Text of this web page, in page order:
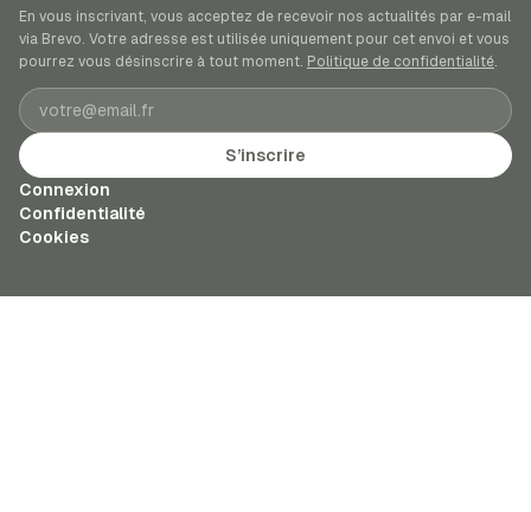
En vous inscrivant, vous acceptez de recevoir nos actualités par e-mail
via Brevo. Votre adresse est utilisée uniquement pour cet envoi et vous
pourrez vous désinscrire à tout moment. Politique de confidentialité.
Adresse e-mail
S’inscrire
Connexion
Confidentialité
Cookies